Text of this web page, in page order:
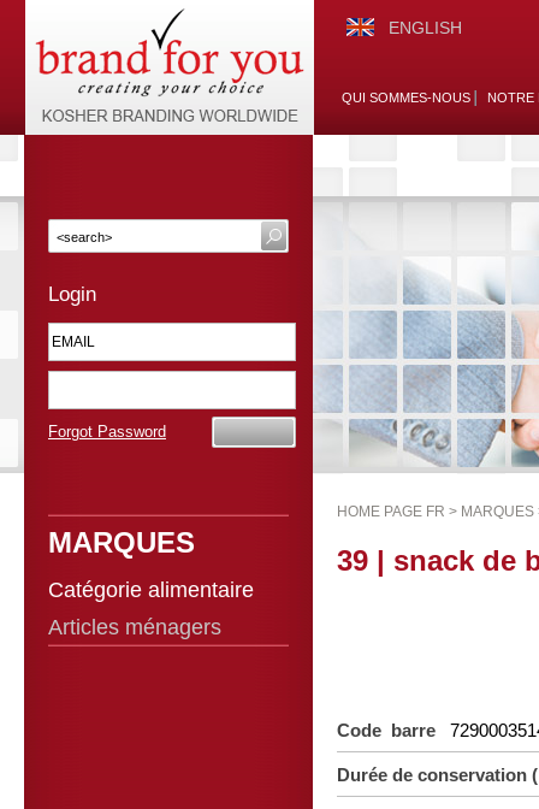
ENGLISH
QUI SOMMES-NOUS NOTRE
Login
Forgot Password
MARQUES
Catégorie alimentaire
Articles ménagers
HOME PAGE FR > MARQUES
39 | snack de
Code barre
Durée de